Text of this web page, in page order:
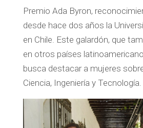
Premio Ada Byron,
desde hace dos años la
en Chile. Este galardón, que
en otros países
busca destacar a mujeres
Ciencia, Ingeniería y Tecnología.